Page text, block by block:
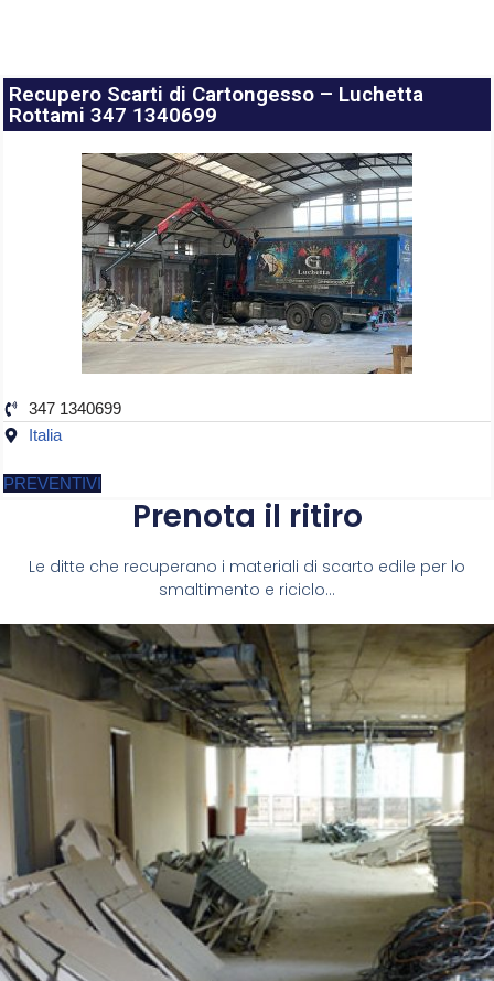
Recupero Scarti di Cartongesso – Luchetta
Rottami 347 1340699
347 1340699
Italia
PREVENTIVI
Prenota il ritiro
Le ditte che recuperano i materiali di scarto edile per lo
smaltimento e riciclo...